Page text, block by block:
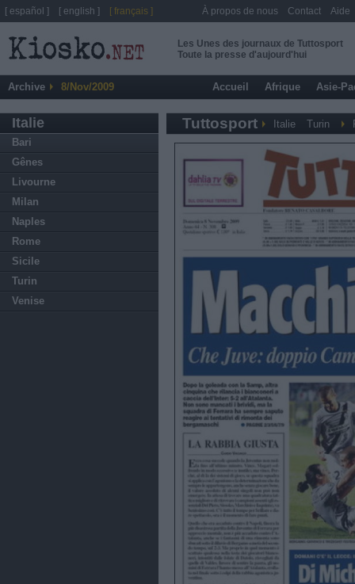
Les Unes des journaux de Tuttosport
Toute la presse d'aujourd'hui
Archive 8/Nov/2009 Accueil Afrique Asie-
Italie
Bari
Gênes
Livourne
Milan
Naples
Rome
Sicile
Turin
Venise
Tuttosport Italie Turin
[ español ] [ english ] [ français ] À propos de nous Contact Aide